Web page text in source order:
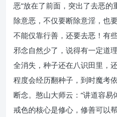
恶”放在了前面，突出了去恶
除意恶，不仅要断除意淫，也
不能仅靠行善，还要去恶！有
邪念自然少了，说得有一定道
全消失，种子还在八识田里，
程度会经历翻种子，到时魔考
断念。憨山大师云：“讲道容易
戒色的核心是修心，修善可以